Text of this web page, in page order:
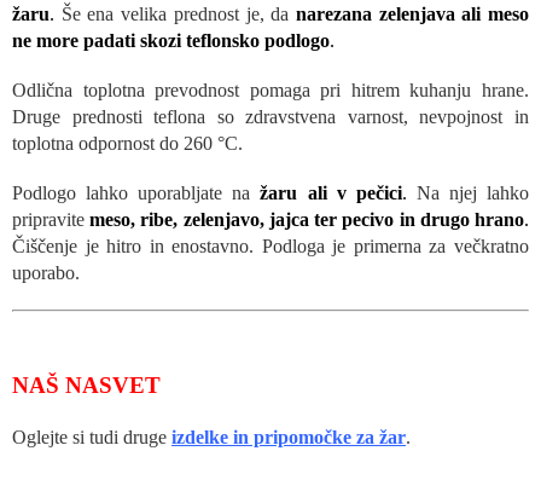
žaru. Še ena velika prednost je, da narezana zelenjava ali meso
ne more padati skozi teflonsko podlogo.
Odlična toplotna prevodnost pomaga pri hitrem kuhanju hrane.
Druge prednosti teflona so zdravstvena varnost, nevpojnost in
toplotna odpornost do 260 °C.
Podlogo lahko uporabljate nažaru ali v pečici. Na njej lahko
pripravitemeso, ribe, zelenjavo, jajca ter pecivo in drugo hrano.
Čiščenje je hitro in enostavno. Podloga je primerna za večkratno
uporabo.
NAŠ NASVET
Oglejte si tudi druge izdelke in pripomočke za žar.